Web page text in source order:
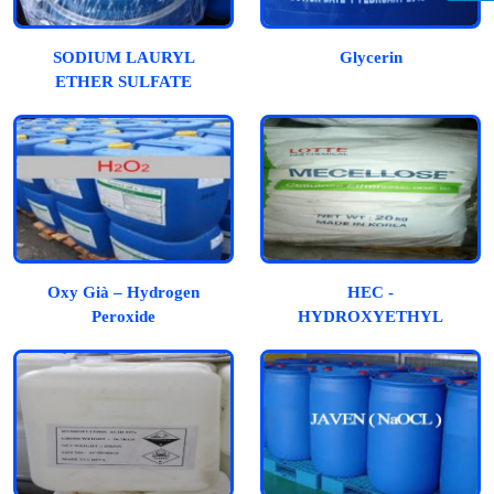
SODIUM LAURYL
ETHER SULFATE
Glycerin
Oxy Già – Hydrogen
Peroxide
HEC -
HYDROXYETHYL